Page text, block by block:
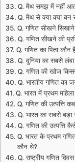
Q. मैथ समझ में नहीं
Q. मैथ से क्या क्या बन
Q. गणित सीखने
Q. गणित सीखने की
Q. गणित का पिता कौन
Q. दुनिया का सबसे
Q. गणित की खोज
Q. भारतीय गणित का
Q. भारत में प्रथम
Q. गणित की उत्पत्ति
Q. भारत का सबसे बड़ा
Q. गणित की उत्पत्ति
Q. भारत के प्रथम
कौन थे?
Q. राष्ट्रीय गणित